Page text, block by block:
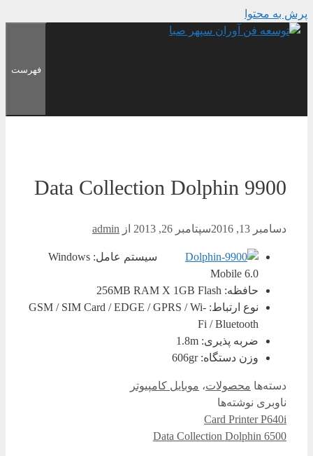
پرش به محتوا
فهرست
Data Collection Dolphin 9900
دسامبر 13, 2016 سپتامبر 26, 2013 از admin
سیستم عامل: Windows
Mobile 6.0
حافظه: 256MB RAM X 1GB Flash
نوع ارتباط: GSM / SIM Card / EDGE / GPRS / Wi-
Fi / Bluetooth
ضربه پذیری: 1.8m
وزن دستگاه: 606gr
دسته‌ها محصولات، موبایل کامپیوتر
ناوبری نوشته‌ها
Card Printer P640i
Data Collection Dolphin 6500